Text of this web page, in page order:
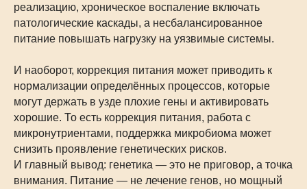
реализацию, хроническое воспаление включать
патологические каскады, а несбалансированное
питание повышать нагрузку на уязвимые системы.
И наоборот, коррекция питания может приводить к
нормализации определённых процессов, которые
могут держать в узде плохие гены и активировать
хорошие. То есть коррекция питания, работа с
микронутриентами, поддержка микробиома может
снизить проявление генетических рисков.
И главный вывод: генетика — это не приговор, а точка
внимания. Питание — не лечение генов, но мощный